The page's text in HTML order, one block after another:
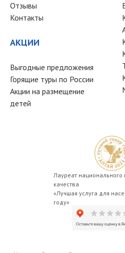
Отзывы
Контакты
АКЦИИ
Выгодные предложения
Горящие туры по России
Акции на размещение
детей
Лауреат национального
качества
«Лучшая услуга для
году»